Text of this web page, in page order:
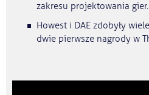
zakresu projektowania gier.
Howest i DAE zdobyły
dwie pierwsze nagrody w